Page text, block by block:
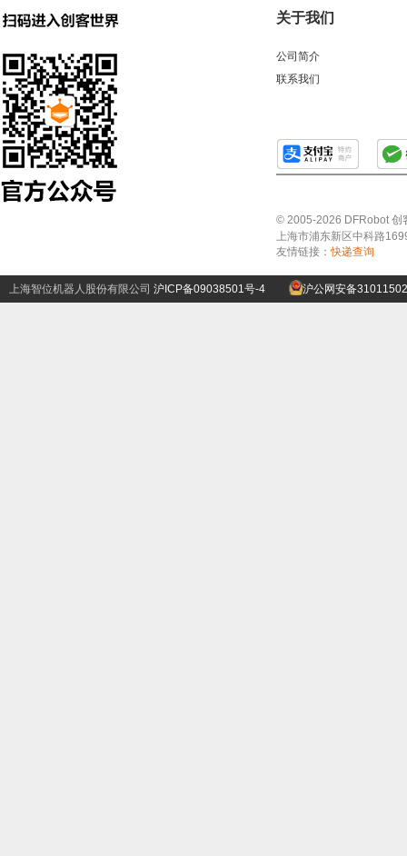
关于我们
公司简介
联系我们
© 2005-2026 DFRobot 创
上海市浦东新区中科路
友情链接：快递查询
上海智位机器人股份有限公司 沪ICP备09038501号-4 沪公网安备